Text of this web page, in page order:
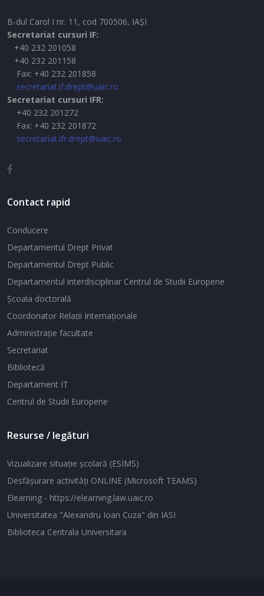
B-dul Carol I nr. 11, cod 700506, IAŞI
Secretariat cursuri IF:
+40 232 201058
+40 232 201158
Fax: +40 232 201858
secretariat.if.drept@uaic.ro
Secretariat cursuri IFR:
+40 232 201272
Fax: +40 232 201872
secretariat.ifr.drept@uaic.ro
Contact rapid
Conducere
Departamentul Drept Privat
Departamentul Drept Public
Departamentul interdisciplinar Centrul de Studii Europene
Şcoala doctorală
Coordonator Relaţii Internaţionale
Administraţie facultate
Secretariat
Bibliotecă
Departament IT
Centrul de Studii Europene
Resurse / legături
Vizualizare situaţie şcolară (ESIMS)
Desfăşurare activităţi ONLINE (Microsoft TEAMS)
Elearning - https://elearning.law.uaic.ro
Universitatea "Alexandru Ioan Cuza" din IASI
Biblioteca Centrala Universitara